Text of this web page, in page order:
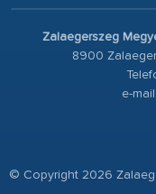
Zalaegerszeg
8900
e-
© Copyright 2026